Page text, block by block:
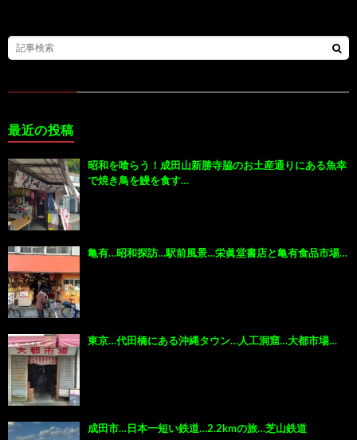
最近の投稿
昭和を喰らう！成田山新勝寺脇のお土産通りにある魚幸
で焼き鳥を鰻を食す…
亀有…昭和探訪…駅前風景…栄眞堂書店と亀有食品市場…
東京…代田橋にある沖縄タウン…人工洞窟…大都市場…
成田市…日本一短い鉄道…2.2kmの旅…芝山鉄道